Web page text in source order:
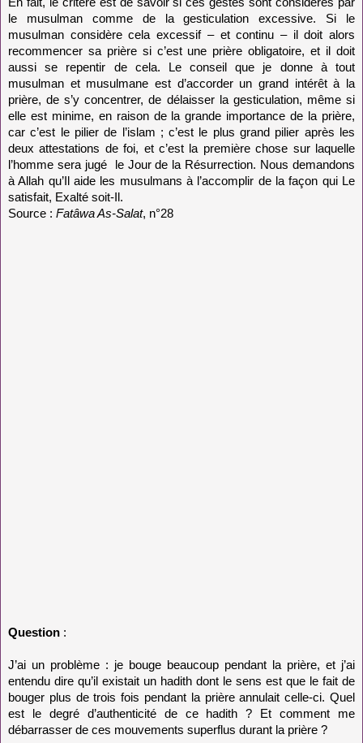
le musulman comme de la gesticulation excessive. Si le
musulman considère cela excessif – et continu – il doit alors
recommencer sa prière si c’est une prière obligatoire, et il doit
aussi se repentir de cela. Le conseil que je donne à tout
musulman et musulmane est d’accorder un grand intérêt à la
prière, de s’y concentrer, de délaisser la gesticulation, même si
elle est minime, en raison de la grande importance de la prière,
car c’est le pilier de l’islam ; c’est le plus grand pilier après les
deux attestations de foi, et c’est la première chose sur laquelle
l’homme sera jugé
le Jour de la Résurrection. Nous demandons
à Allah qu’Il aide les musulmans à l’accomplir de la façon qui Le
satisfait, Exalté soit-Il.
Source : Fatâwa As-Salat, n°28
Question :
J’ai un problème : je bouge beaucoup pendant la prière, et j’ai
entendu dire qu’il existait un hadith dont le sens est que le fait de
bouger plus de trois fois pendant la prière annulait celle-ci. Quel
est le degré d’authenticité de ce hadith ? Et comment me
débarrasser de ces mouvements superflus durant la prière ?